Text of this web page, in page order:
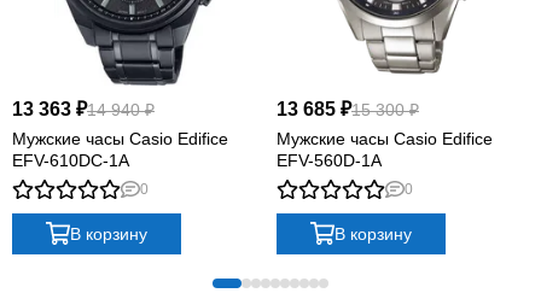
13 363 ₽14 940 ₽
Мужские часы Casio Edifice
EFV-610DC-1A
0
В корзину
13 685 ₽15 300 ₽
Мужские часы Casio Edifice
EFV-560D-1A
0
В корзину